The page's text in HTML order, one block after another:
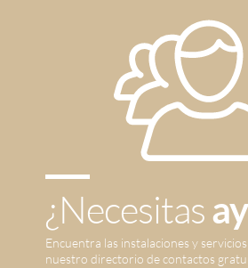
¿Necesitas
Encuentra las instalaciones y
nuestro directorio de contactos